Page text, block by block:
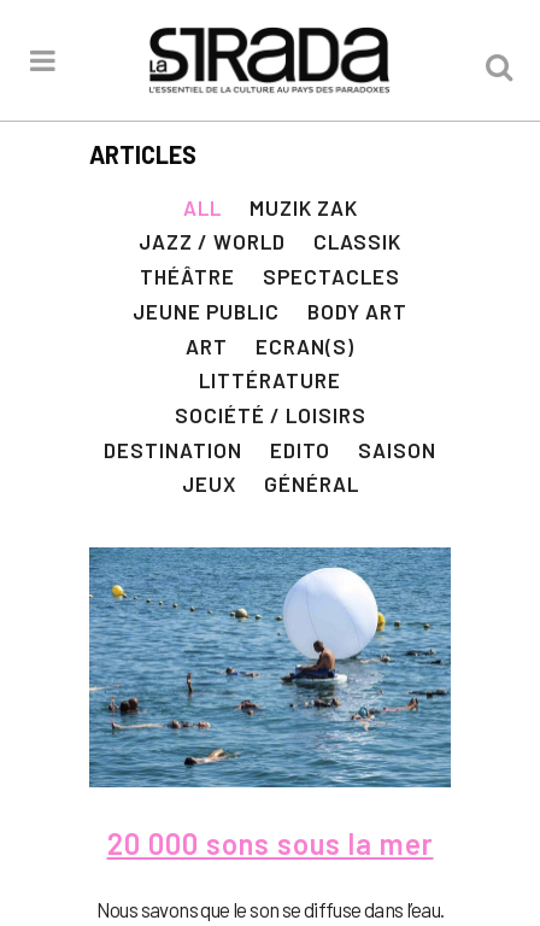
ARTICLES
ALL
MUZIK ZAK
JAZZ / WORLD
CLASSIK
THÉÂTRE
SPECTACLES
JEUNE PUBLIC
BODY ART
ART
ECRAN(S)
LITTÉRATURE
SOCIÉTÉ / LOISIRS
DESTINATION
EDITO
SAISON
JEUX
GÉNÉRAL
20 000 sons sous la mer
Nous savons que le son se diffuse dans l’eau.